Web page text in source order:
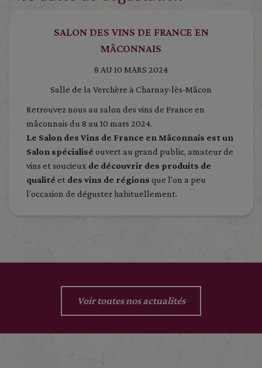
SALON DES VINS DE FRANCE EN
MÂCONNAIS
8 AU 10 MARS 2024
Salle de la Verchère à Charnay-lès-Mâcon
Retrouvez nous au salon des vins de France en
mâconnais du 8 au 10 mars 2024.
Le Salon des Vins de France en Mâconnais est un
Salon spécialisé ouvert au grand public, amateur de
vins et soucieux de découvrir des produits de
qualité et des vins de régions que l’on a peu
l’occasion de déguster habituellement.
Voir toutes nos actualités